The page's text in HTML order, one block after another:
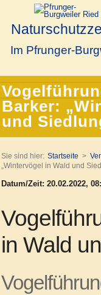
Im Pfrunger-
Barker:
und
Sie sind hier: Startseite
„Wintervögel in Wald und
Datum/Zeit: 20.02.2022,
in Wald